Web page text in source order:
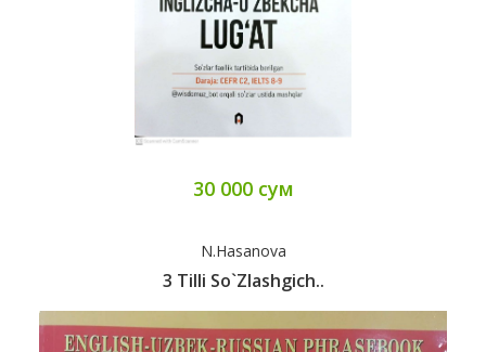
30 000 сум
N.Hasanova
3 Tilli So`zlashgich..